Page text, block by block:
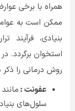
همراه با برخی
ممکن است به
بنیادی، فرآیند
استخوان برگردد.
روش درمانی را
عفونت :
سلول‌های